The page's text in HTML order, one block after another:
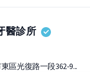
醫診所
區光復路一段362-9...